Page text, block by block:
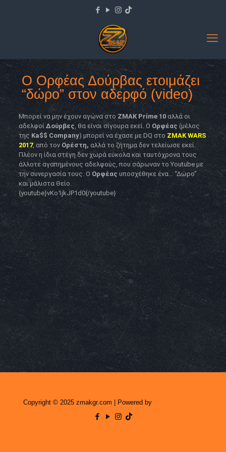
O Ορφέας Δούρβας ετοιμάζει
“δώρο” στον αδερφό (video)
Μπορεί να μην έχουν αγώνα στο ZMAK Prime 10αλλά οι
αδελφοί Δούρβες, θα είναι σίγουρα εκεί. Ο Ορφέας (μέλος
της Ka$$ Company) μπορεί να έχασε με DQ στο ZMAK WARS
2017, από τον Ορέστη, αλλά το ζήτημα δεν τελείωσε εκεί.
Πλέον η ίδια στέγη δεν χωρά εύκολα και ταυτόχρονα τους
άλλοτε αγαπημένους αδελφούς, που σάρωναν το Youtube με
την συνεργασία τους. ΟΟρφέας υποσχέθηκε ένα… “Δώρο”
και μάλιστα Θείο.
{youtube}vKo1jkJP1d0{/youtube}
Copyright © 2025 zmakgr.com | Powered by